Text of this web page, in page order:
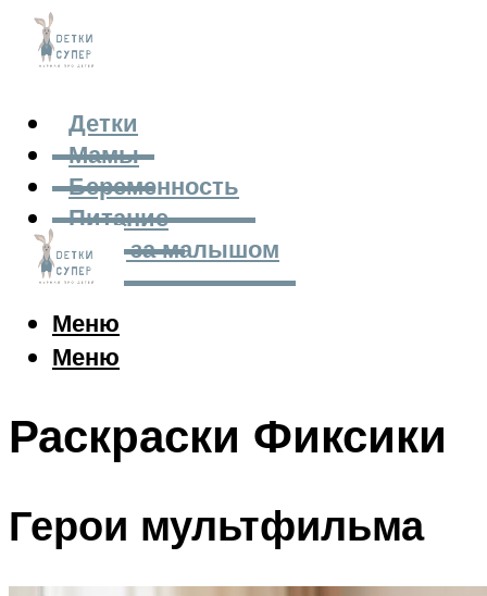
Детки
Мамы
Беременность
Питание
Уход за малышом
Меню
Меню
Раскраски Фиксики
Герои мультфильма